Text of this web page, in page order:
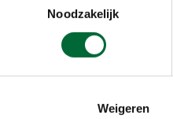
Noodzakelijk
Weigeren
vanaf de
en Wer de route kunt
van het
het gebied vinden en
de rijke natuur die je te